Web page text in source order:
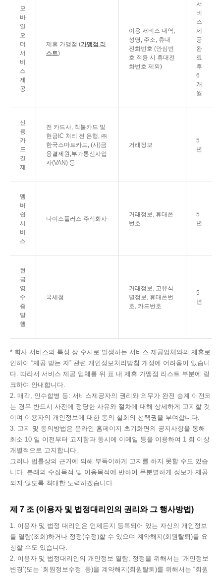
모
바
일
오
더
서
비
스
제
공
제휴 가맹점 (가맹점 리
스트)
이용 서비스 내역,
성명, 주소, 휴대
전화번호 (안심번
호 적용 시 휴대전
화번호 제외)
서
비
스
제
공
완
료
후
6
개
월
신
용
카
드
결
제
전 카드사, 직불카드 및
현금IC 처리 전 은행, ㈜
한국스마트카드, (사)금
융결제원,부가통신사업
자(VAN) 등
거래정보
5
년
멤
버
쉽
서
비
스
나이스플러스 주식회사
거래정보, 휴대폰
번호
5
년
현
금
영
수
증
발
행
국세청
거래정보, 고유식
별정보, 휴대폰번
호, 카드번호
5
년
* 회사 서비스의 특성 상 수시로 발생하는 서비스 제공업체와의 제휴로
인하여 “제공 받는 자” 관련 개인정보처리방침 개정에 어려움이 있습니
다. 따라서 서비스 제공 업체를 위 표 내 제휴 가맹점 리스트 부분에 링
크하여 안내합니다.
2. 매각, 인수합병 등: 서비스제공자의 권리와 의무가 완전 승계 이전되
는 경우 반드시 사전에 정당한 사유와 절차에 대해 상세하게 고지할 것
이며 이용자의 개인정보에 대한 동의 철회의 선택권을 부여합니다.
3. 고지 및 동의방법은 온라인 홈페이지 초기화면의 공지사항을 통해
최소 10 일 이전부터 고지함과 동시에 이메일 등을 이용하여 1 회 이상
개별적으로 고지합니다.
그러나 법률상의 근거에 의해 부득이하게 고지를 하지 못할 수도 있습
니다. 본래의 수집목적 및 이용목적에 반하여 무분별하게 정보가 제공
되지 않도록 최대한 노력하겠습니다.
제 7 조 (이용자 및 법정대리인의 권리와 그 행사방법)
1. 이용자 및 법정 대리인은 언제든지 등록되어 있는 자신의 개인정보
를 열람(조회)하거나 정정(수정)할 수 있으며 계약해지(회원탈퇴)를 요
청할 수도 있습니다.
2. 이용자 및 법정대리인의 개인정보 열람, 정정을 위해서는 ‘개인정보
변경’(또는 ‘회원정보수정’ 등)을 계약해지(회원탈퇴)를 위해서는 “회원